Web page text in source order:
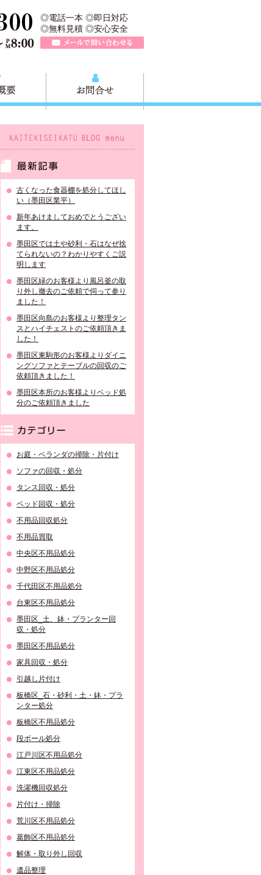
TEL 0120-757-161（年中無休）営業時間AM9:00～
◎電話一本 ◎即日対応
◎無料見積 ◎安心安全
古くなった食器棚を処分してほし
い（墨田区業平）
新年あけましておめでとうござい
ます。
墨田区では土や砂利・石はなぜ捨
てられないの？わかりやすくご説
明します
墨田区緑のお客様より風呂釜の取
り外し撤去のご依頼で伺って参り
ました！
墨田区向島のお客様より整理タン
スとハイチェストのご依頼頂きま
した！
墨田区東駒形のお客様よりダイニ
ングソファとテーブルの回収のご
依頼頂きました！
墨田区本所のお客様よりベッド処
分のご依頼頂きました
お庭・ベランダの掃除・片付け
ソファの回収・処分
タンス回収・処分
ベッド回収・処分
不用品回収処分
不用品買取
中央区不用品処分
中野区不用品処分
千代田区不用品処分
台東区不用品処分
墨田区_土、鉢・プランター回
収・処分
墨田区不用品処分
家具回収・処分
引越し片付け
板橋区_石・砂利・土・鉢・プラ
ンター処分
板橋区不用品処分
段ボール処分
江戸川区不用品処分
江東区不用品処分
洗濯機回収処分
片付け・掃除
荒川区不用品処分
葛飾区不用品処分
解体・取り外し回収
遺品整理